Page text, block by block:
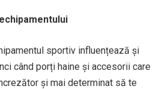
sportiv influențează și
când porți haine și accesorii care
și mai determinat să te